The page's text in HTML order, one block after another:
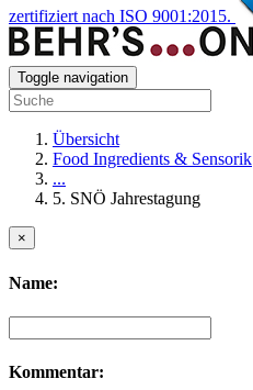
zertifiziert nach ISO 9001:2015.
Toggle navigation
Übersicht
Food Ingredients & Sensorik
...
5. SNÖ Jahrestagung
×
Name:
Kommentar: